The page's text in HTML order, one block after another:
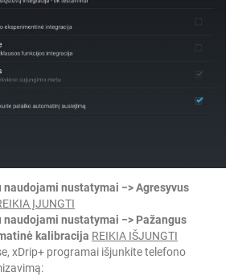
naudojami nustatymai −> Agresyvus
ĮJUNGTI
naudojami nustatymai −> Pažangus
kalibracija REIKIA IŠJUNGTI
xDrip+ programai išjunkite telefono